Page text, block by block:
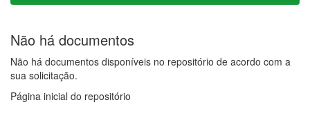
Não há documentos
Não há documentos disponíveis no repositório de acordo com a
sua solicitação.
Página inicial do repositório